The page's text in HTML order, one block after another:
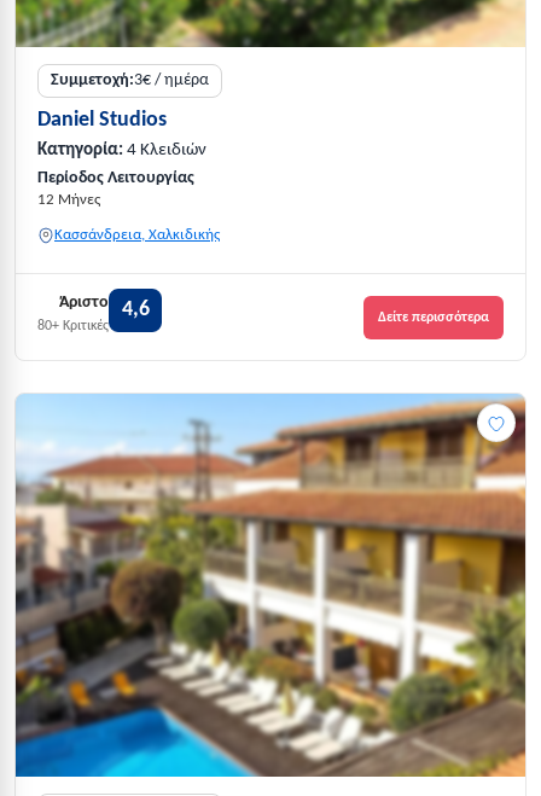
Συμμετοχή:3€ / ημέρα
Daniel Studios
Κατηγορία: 4 Κλειδιών
Περίοδος Λειτουργίας
12 Μήνες
Κασσάνδρεια, Χαλκιδικής
Άριστο
80+ Κριτικές
4,6 Δείτε περισσότερα